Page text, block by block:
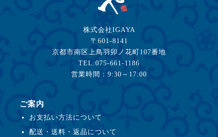
株式会社IGAYA
〒601-8141
京都市南区上鳥羽卯ノ花町107番地
TEL:075-661-1186
営業時間：9:30～17:00
ご案内
お支払い方法について
配送・送料・返品について